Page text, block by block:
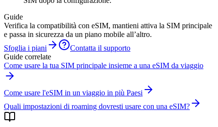
Guide
Verifica la compatibilità con eSIM, mantieni attiva la SIM principale
e passa in sicurezza da un piano mobile all’altro.
Sfoglia i piani
Contatta il supporto
Guide correlate
Come usare la tua SIM principale insieme a una eSIM da viaggio
Come usare l'eSIM in un viaggio in più Paesi
Quali impostazioni di roaming dovresti usare con una eSIM?